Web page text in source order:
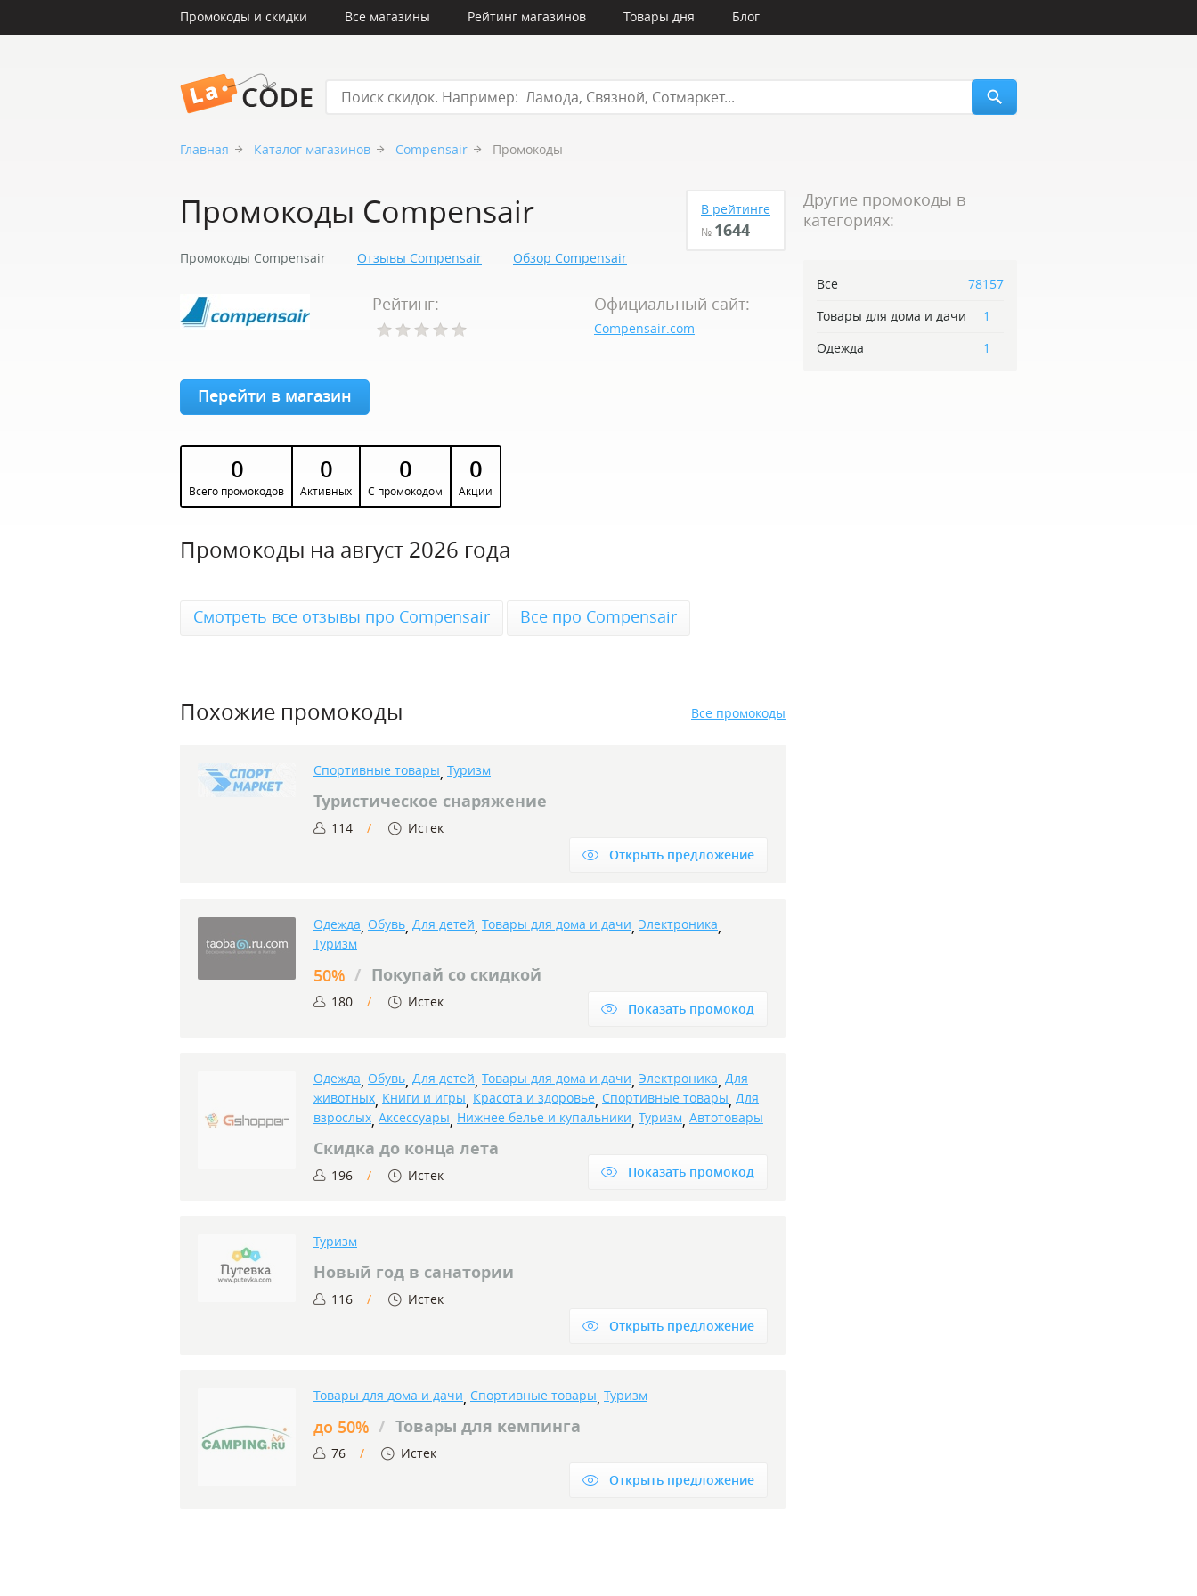
Промокоды и скидки Все магазины Рейтинг магазинов Товары дня Блог
Главная Каталог магазинов Compensair Промокоды
Промокоды Compensair В рейтинге
№ 1644
Промокоды Compensair Отзывы Compensair Обзор Compensair
Рейтинг: Официальный сайт:
Compensair.com
Перейти в магазин
0
Всего промокодов
0
Активных
0
С промокодом
0
Акции
Промокоды на август 2026 года
Смотреть все отзывы про Compensair Все про Compensair
Похожие промокоды Все промокоды
Спортивные товары, Туризм
Туристическое снаряжение
114
Истек
Открыть предложение
Одежда, Обувь, Для детей, Товары для дома и дачи, Электроника,
Туризм
50% / Покупай со скидкой
180 Истек Показать промокод
Одежда, Обувь, Для детей, Товары для дома и дачи, Электроника, Для
животных, Книги и игры, Красота и здоровье, Спортивные товары, Для
взрослых, Аксессуары, Нижнее белье и купальники, Туризм, Автотовары
Скидка до конца лета
196 Истек Показать промокод
Туризм
Новый год в санатории
116
Истек
Открыть предложение
Товары для дома и дачи, Спортивные товары, Туризм
до 50% / Товары для кемпинга
76
Истек
Открыть предложение
Другие промокоды в
категориях:
Все
78157
Товары для дома и дачи
1
Одежда
1